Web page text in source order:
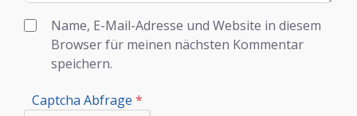
Name, E-Mail-Adresse und Website in diesem
Browser für meinen nächsten Kommentar
speichern.
Captcha Abfrage *